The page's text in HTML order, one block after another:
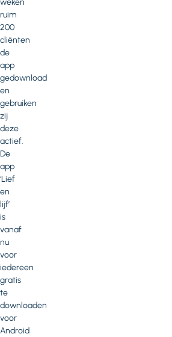
ruim
200
cliënten
de
app
gedownload
en
gebruiken
zij
deze
actief.
De
app
‘Lief
en
lijf’
is
vanaf
nu
voor
iedereen
gratis
te
downloaden
voor
Android